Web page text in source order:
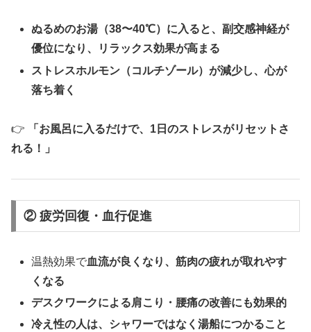
ぬるめのお湯（38〜40℃）に入ると、副交感神経が
優位になり、リラックス効果が高まる
ストレスホルモン（コルチゾール）が減少し、心が
落ち着く
👉
「お風呂に入るだけで、1日のストレスがリセットさ
れる！」
② 疲労回復・血行促進
温熱効果で血流が良くなり、筋肉の疲れが取れやす
くなる
デスクワークによる肩こり・腰痛の改善にも効果的
冷え性の人は、シャワーではなく湯船につかること